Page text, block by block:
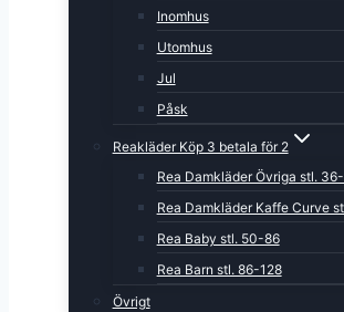
Inomhus
Utomhus
Jul
Påsk
Reakläder Köp 3 betala för 2
Rea Damkläder Övriga stl.
Rea Damkläder Kaffe Curve
Rea Baby stl. 50-86
Rea Barn stl. 86-128
Övrigt